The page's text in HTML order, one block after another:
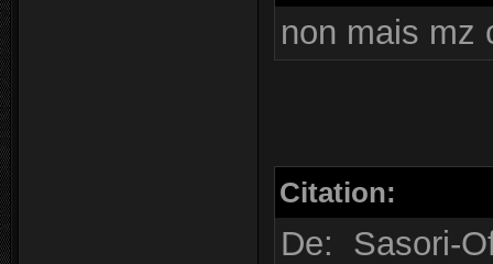
non mais mz
Citation:
De: Sasori-